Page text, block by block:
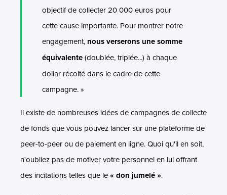
objectif de collecter 20 000 euros pour
cette cause importante. Pour montrer notre
engagement, nous verserons une somme
équivalente(doublée, triplée...) à chaque
dollar récolté dans le cadre de cette
campagne. »
Il existe de nombreuses idées de campagnes de collecte
de fonds que vous pouvez lancer sur une plateforme de
peer-to-peer ou de paiement en ligne. Quoi qu'il en soit,
n'oubliez pas de motiver votre personnel en lui offrant
des incitations telles que le« don jumelé ».